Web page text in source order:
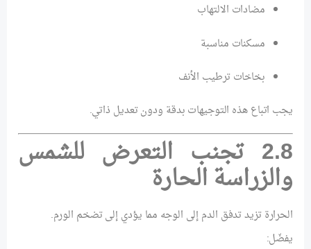
مضادات الالتهاب
مسكنات مناسبة
بخاخات ترطيب الأنف
يجب اتباع هذه التوجيهات بدقة ودون تعديل ذاتي.
2.8 تجنب التعرض للشمس
والزراسة الحارة
الحرارة تزيد تدفق الدم إلى الوجه مما يؤدي إلى تضخم الورم.
يفضّل: